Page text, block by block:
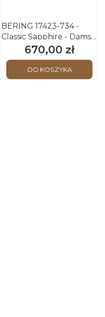
BERING 17423-734 -
Classic Sapphire - Damski
- Zegarek kwarcowy
Cena
670,00 zł
DO KOSZYKA